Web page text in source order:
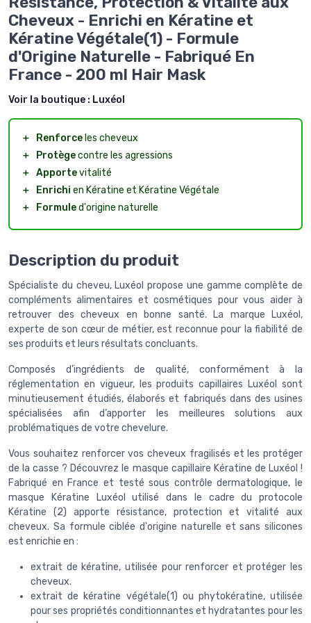
Cheveux - Enrichi en Kératine et
Kératine Végétale(1) - Formule
d'Origine Naturelle - Fabriqué En
France - 200 ml Hair Mask
Voir la boutique : Luxéol
＋ Renforce les cheveux
＋
Protègecontre les agressions
＋ Apportevitalité
＋
Enrichi en Kératine et Kératine Végétale
＋
Formuled'origine naturelle
Description du produit
Spécialiste du cheveu, Luxéol propose une gamme complète de
compléments alimentaires et cosmétiques pour vous aider à
retrouver des cheveux en bonne santé. La marque Luxéol,
experte de son cœur de métier, est reconnue pour la fiabilité de
ses produits et leurs résultats concluants.
Composés d’ingrédients de qualité, conformément à la
réglementation en vigueur, les produits capillaires Luxéol sont
minutieusement étudiés, élaborés et fabriqués dans des usines
spécialisées afin d’apporter les meilleures solutions aux
problématiques de votre chevelure.
Vous souhaitez renforcer vos cheveux fragilisés et les protéger
de la casse ? Découvrez le masque capillaire Kératine de Luxéol !
Fabriqué en France et testé sous contrôle dermatologique, le
masque Kératine Luxéol utilisé dans le cadre du protocole
Kératine (2) apporte résistance, protection et vitalité aux
cheveux. Sa formule ciblée d'origine naturelle et sans silicones
est enrichie en :
extrait de kératine, utilisée pour renforcer et protéger les
cheveux.
extrait de kératine végétale(1) ou phytokératine, utilisée
pour ses propriétés conditionnantes et hydratantes pour les